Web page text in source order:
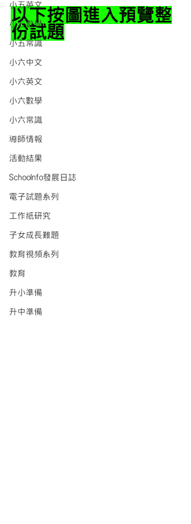
小五英文
小五數學
小五常識
小六中文
小六英文
小六數學
小六常識
導師情報
活動結果
Schoolnfo發展日誌
電子試題系列
工作紙研究
子女成長難題
教育視頻系列
教育
升小準備
升中準備
以下按圖進入預覽整
份試題